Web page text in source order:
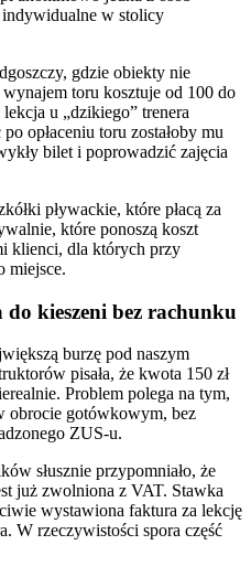
indywidualne w stolicy
gdzie obiekty nie
toru kosztuje od 100 do
u „dzikiego” trenera
opłaceniu toru zostałoby mu
bilet i poprowadzić zajęcia
pływackie, które płacą za
które ponoszą koszt
klienci, dla których przy
miejsce.
kieszeni bez rachunku
burzę pod naszym
pisała, że kwota 150 zł
Problem polega na tym,
obrocie gotówkowym, bez
ZUS-u.
słusznie przypomniało, że
już zwolniona z VAT. Stawka
wystawiona faktura za lekcję
W rzeczywistości spora część